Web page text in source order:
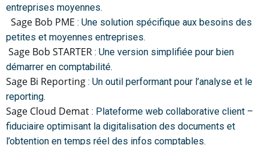
entreprises moyennes.
Sage Bob PME : Une solution spécifique aux besoins des
petites et moyennes entreprises.
Sage Bob STARTER : Une version simplifiée pour bien
démarrer en comptabilité.
Sage Bi Reporting : Un outil performant pour l’analyse et le
reporting.
Sage Cloud Demat : Plateforme web collaborative client –
fiduciaire optimisant la digitalisation des documents et
l’obtention en temps réel des infos comptables.